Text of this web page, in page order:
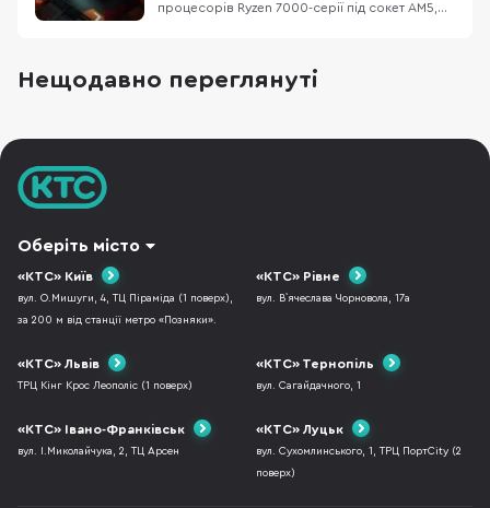
процесорів Ryzen 7000-серії під сокет AM5,
один, ймовірно, покажуть найближчим часом.
Основною перевагою стала нижча ціна у
Нещодавно переглянуті
Оберіть місто
«КТС» Київ
вул. О.Мишуги, 4, ТЦ Піраміда (1 поверх),
за 200 м від станції метро «Позняки».
«КТС» Рівне
вул. В`ячеслава Чорновола, 17а
«КТС» Львів
ТРЦ Кінг Крос Леополіс (1 поверх)
«КТС» Тернопіль
вул. Сагайдачного, 1
«КТС» Івано-Франківськ
вул. І.Миколайчука, 2, ТЦ Арсен
«КТС» Луцьк
вул. Сухомлинського, 1, ТРЦ ПортCity (2
поверх)